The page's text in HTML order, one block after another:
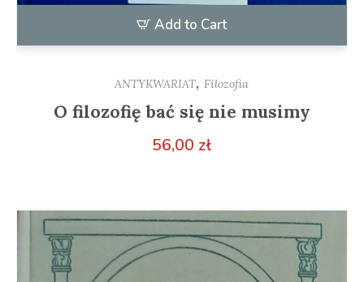
Add to Cart
ANTYKWARIAT,Filozofia
O filozofię bać się nie musimy
56,00 zł